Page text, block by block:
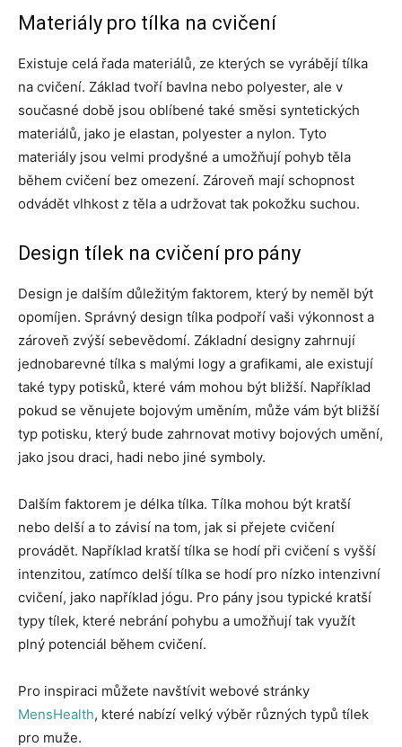
Materiály pro tílka na cvičení
Existuje celá řada materiálů, ze kterých se vyrábějí tílka
na cvičení. Základ tvoří bavlna nebo polyester, ale v
současné době jsou oblíbené také směsi syntetických
materiálů, jako je elastan, polyester a nylon. Tyto
materiály jsou velmi prodyšné a umožňují pohyb těla
během cvičení bez omezení. Zároveň mají schopnost
odvádět vlhkost z těla a udržovat tak pokožku suchou.
Design tílek na cvičení pro pány
Design je dalším důležitým faktorem, který by neměl být
opomíjen. Správný design tílka podpoří vaši výkonnost a
zároveň zvýší sebevědomí. Základní designy zahrnují
jednobarevné tílka s malými logy a grafikami, ale existují
také typy potisků, které vám mohou být bližší. Například
pokud se věnujete bojovým uměním, může vám být bližší
typ potisku, který bude zahrnovat motivy bojových umění,
jako jsou draci, hadi nebo jiné symboly.
Dalším faktorem je délka tílka. Tílka mohou být kratší
nebo delší a to závisí na tom, jak si přejete cvičení
provádět. Například kratší tílka se hodí při cvičení s vyšší
intenzitou, zatímco delší tílka se hodí pro nízko intenzivní
cvičení, jako například jógu. Pro pány jsou typické kratší
typy tílek, které nebrání pohybu a umožňují tak využít
plný potenciál během cvičení.
Pro inspiraci můžete navštívit webové stránky
MensHealth, které nabízí velký výběr různých typů tílek
pro muže.